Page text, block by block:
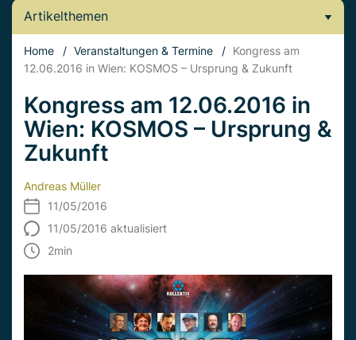
Artikelthemen
Home / Veranstaltungen & Termine / Kongress am
12.06.2016 in Wien: KOSMOS – Ursprung & Zukunft
Kongress am 12.06.2016 in
Wien: KOSMOS – Ursprung &
Zukunft
Andreas Müller
11/05/2016
11/05/2016 aktualisiert
2min